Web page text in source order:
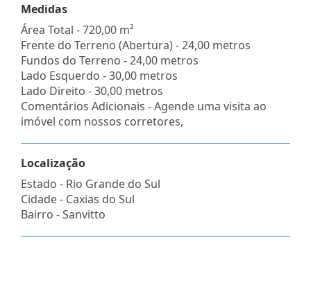
Medidas
Área Total - 720,00 m²
Frente do Terreno (Abertura) - 24,00 metros
Fundos do Terreno - 24,00 metros
Lado Esquerdo - 30,00 metros
Lado Direito - 30,00 metros
Comentários Adicionais - Agende uma visita ao
imóvel com nossos corretores,
Localização
Estado - Rio Grande do Sul
Cidade - Caxias do Sul
Bairro -Sanvitto